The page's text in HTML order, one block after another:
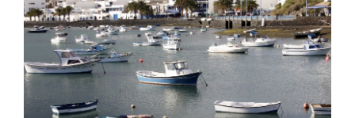
grotere
afbeelding